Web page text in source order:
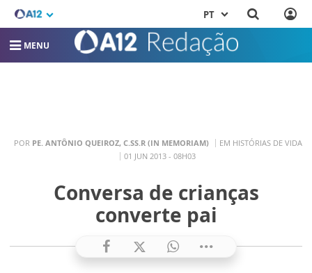
PT
MENU
POR PE. ANTÔNIO QUEIROZ, C.SS.R (IN MEMORIAM)
EM HISTÓRIAS DE VIDA
01 JUN 2013 - 08H03
Conversa de crianças
converte pai